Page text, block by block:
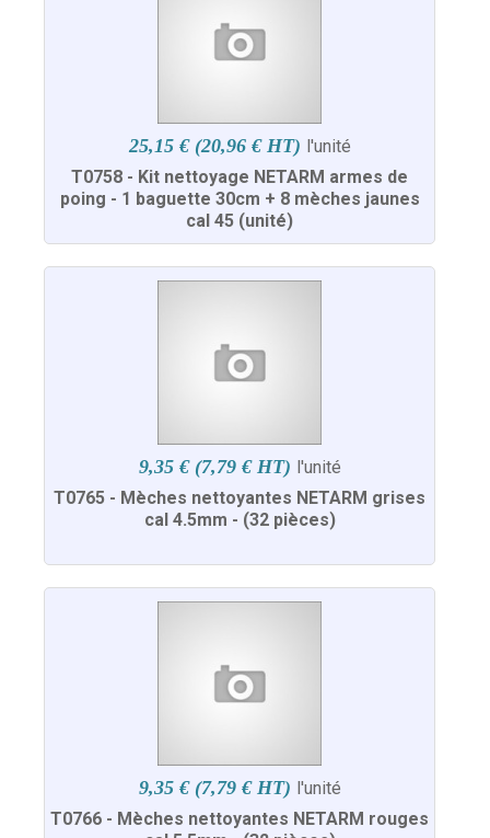
25,15 € (20,96 € HT) l'unité
T0758 - Kit nettoyage NETARM armes de
poing - 1 baguette 30cm + 8 mèches jaunes
cal 45 (unité)
9,35 € (7,79 € HT) l'unité
T0765 - Mèches nettoyantes NETARM grises
cal 4.5mm - (32 pièces)
9,35 € (7,79 € HT) l'unité
T0766 - Mèches nettoyantes NETARM rouges